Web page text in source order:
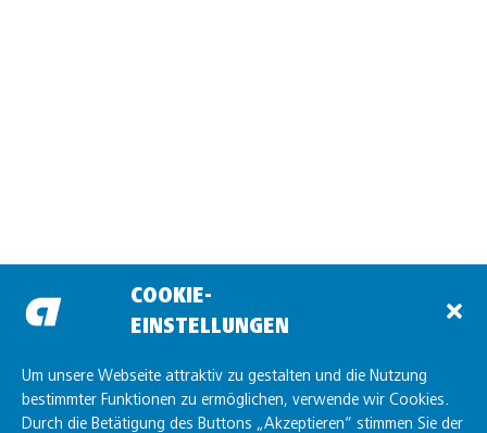
COOKIE-
EINSTELLUNGEN
Um unsere Webseite attraktiv zu gestalten und die Nutzung
bestimmter Funktionen zu ermöglichen, verwende wir Cookies.
Durch die Betätigung des Buttons „Akzeptieren“ stimmen Sie der